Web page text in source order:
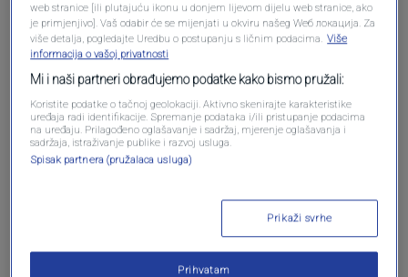
Oglas
Oglas
web stranice [ili plutajuću ikonu u donjem lijevom dijelu web stranice, ako
je primjenjivo]. Vaš odabir će se mijenjati u okviru našeg Wеб локација. Za
više detalja, pogledajte Uredbu o postupanju s ličnim podacima. Više
informacija o vašoj privatnosti
Mi i naši partneri obrađujemo podatke kako bismo pružali:
Koristite podatke o tačnoj geolokaciji. Aktivno skenirajte karakteristike
uređaja radi identifikacije. Spremanje podataka i/ili pristupanje podacima
na uređaju. Prilagođeno oglašavanje i sadržaj, mjerenje oglašavanja i
sadržaja, istraživanje publike i razvoj usluga.
Spisak partnera (pružalaca usluga)
Prikaži svrhe
Prihvatam